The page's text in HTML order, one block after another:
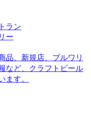
ラン
ー
品、新規店、ブルワリ
など、クラフトビール
ます。